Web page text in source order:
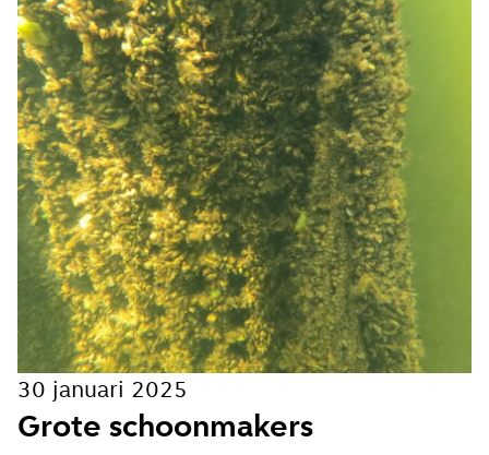
Grote schoonmakers
30 januari 2025